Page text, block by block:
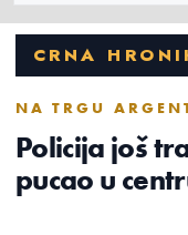
CRNA
NA TRGU
Policija još
pucao u